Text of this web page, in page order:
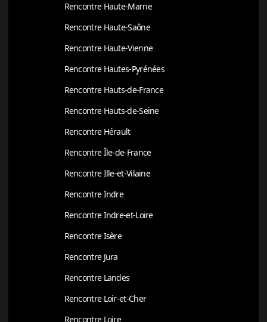
Rencontre Haute-Marne
Rencontre Haute-Saône
Rencontre Haute-Vienne
Rencontre Hautes-Pyrénées
Rencontre Hauts-de-France
Rencontre Hauts-de-Seine
Rencontre Hérault
Rencontre Île-de-France
Rencontre Ille-et-Vilaine
Rencontre Indre
Rencontre Indre-et-Loire
Rencontre Isère
Rencontre Jura
Rencontre Landes
Rencontre Loir-et-Cher
Rencontre Loire